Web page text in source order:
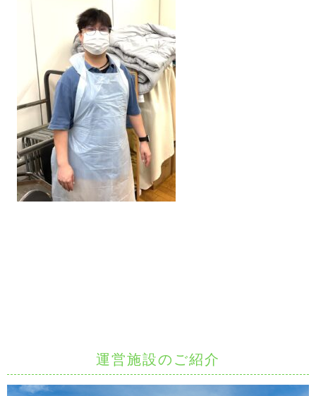
運営施設のご紹介